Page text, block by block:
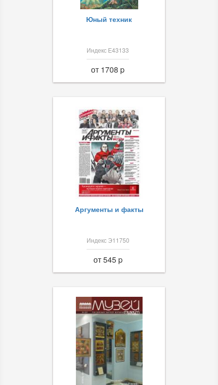
Юный техник
Индекс Е43133
от 1708 p
Аргументы и факты
Индекс Э11750
от 545 p